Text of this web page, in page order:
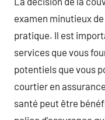
examen minutieux
pratique. Il est
services que vous
potentiels que vous
courtier en
santé peut être